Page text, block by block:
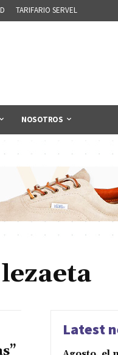
TARIFARIO SERVEL
NOSOTROS
Latest